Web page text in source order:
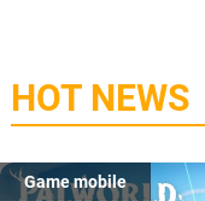
HOT NEWS
Game mobile